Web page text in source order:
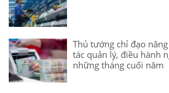
Thủ tướng chỉ đạo
tác quản lý, điều hành
những tháng cuối năm